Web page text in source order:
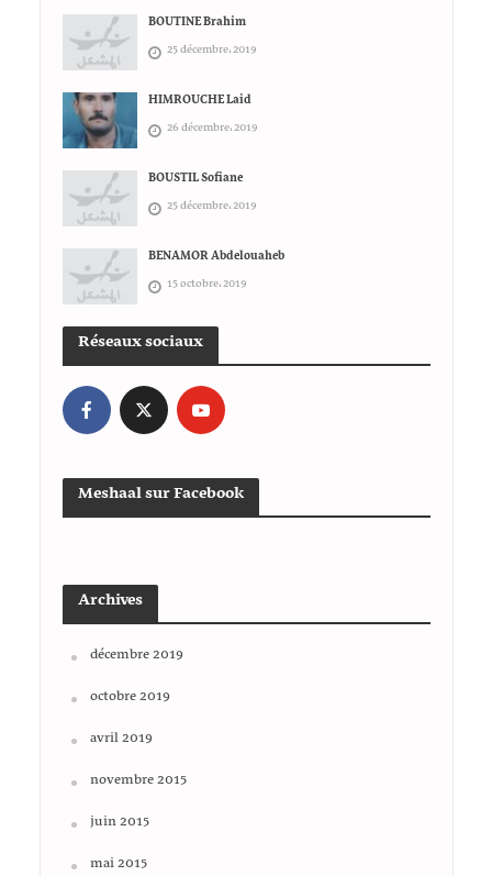
BOUTINE Brahim
25 décembre، 2019
HIMROUCHE Laid
26 décembre، 2019
BOUSTIL Sofiane
25 décembre، 2019
BENAMOR Abdelouaheb
15 octobre، 2019
Réseaux sociaux
Meshaal sur Facebook
Archives
décembre 2019
octobre 2019
avril 2019
novembre 2015
juin 2015
mai 2015